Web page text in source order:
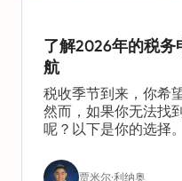
了解2026年的税
航
税收季节到来，你希
然而，如果你无法找
呢？以下是你的选择。
贾米尔·利纳奥